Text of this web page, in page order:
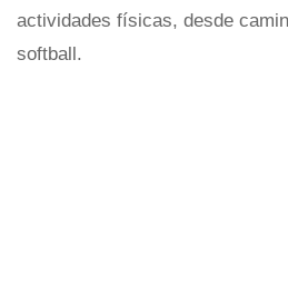
actividades físicas, desde
softball.